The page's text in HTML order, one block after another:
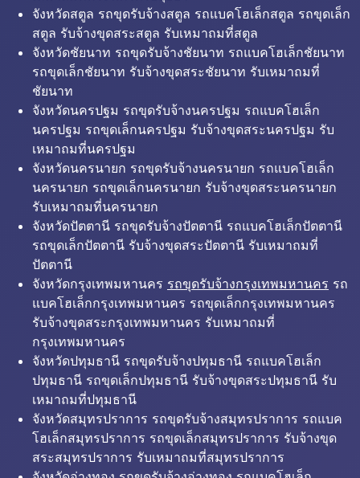
จังหวัดสตูล รถขุดรับจ้างสตูล รถแบคโฮเล็กสตูล รถขุดเล็ก
สตูล รับจ้างขุดสระสตูล รับเหมาถมที่สตูล
จังหวัดชัยนาท รถขุดรับจ้างชัยนาท รถแบคโฮเล็กชัยนาท
รถขุดเล็กชัยนาท รับจ้างขุดสระชัยนาท รับเหมาถมที่
ชัยนาท
จังหวัดนครปฐม รถขุดรับจ้างนครปฐม รถแบคโฮเล็ก
นครปฐม รถขุดเล็กนครปฐม รับจ้างขุดสระนครปฐม รับ
เหมาถมที่นครปฐม
จังหวัดนครนายก รถขุดรับจ้างนครนายก รถแบคโฮเล็ก
นครนายก รถขุดเล็กนครนายก รับจ้างขุดสระนครนายก
รับเหมาถมที่นครนายก
จังหวัดปัตตานี รถขุดรับจ้างปัตตานี รถแบคโฮเล็กปัตตานี
รถขุดเล็กปัตตานี รับจ้างขุดสระปัตตานี รับเหมาถมที่
ปัตตานี
จังหวัดกรุงเทพมหานคร รถขุดรับจ้างกรุงเทพมหานคร รถ
แบคโฮเล็กกรุงเทพมหานคร รถขุดเล็กกรุงเทพมหานคร
รับจ้างขุดสระกรุงเทพมหานคร รับเหมาถมที่
กรุงเทพมหานคร
จังหวัดปทุมธานี รถขุดรับจ้างปทุมธานี รถแบคโฮเล็ก
ปทุมธานี รถขุดเล็กปทุมธานี รับจ้างขุดสระปทุมธานี รับ
เหมาถมที่ปทุมธานี
จังหวัดสมุทรปราการ รถขุดรับจ้างสมุทรปราการ รถแบค
โฮเล็กสมุทรปราการ รถขุดเล็กสมุทรปราการ รับจ้างขุด
สระสมุทรปราการ รับเหมาถมที่สมุทรปราการ